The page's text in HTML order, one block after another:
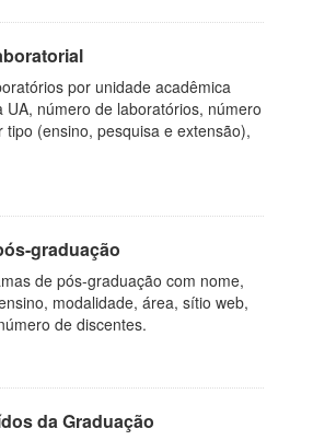
por unidade acadêmica
UA, número de laboratórios, número
tipo (ensino, pesquisa e extensão),
graduação
de pós-graduação com nome,
modalidade, área, sítio web,
de discentes.
da Graduação